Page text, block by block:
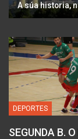
A súa historia,
DEPORTES
SEGUNDA B.